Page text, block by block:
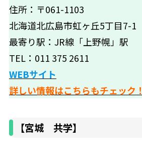
住所：〒061-1103
北海道北広島市虹ヶ丘5丁目7-1
最寄り駅：JR線「上野幌」駅
TEL：011 375 2611
WEBサイト
詳しい情報はこちらもチェック！
【宮城 共学】